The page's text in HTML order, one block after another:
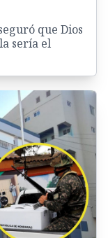
que Dios
sería el